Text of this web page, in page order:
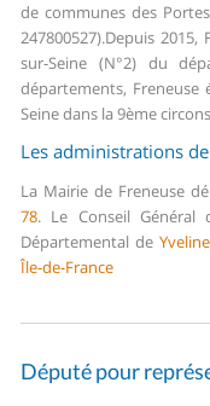
de communes des
247800527).Depuis 2015,
sur-Seine (N°2) du
départements,
Seine dans la 9ème
Les administrations
La Mairie de Freneuse
78. Le Conseil
Départemental de
Île-de-France
Député pour